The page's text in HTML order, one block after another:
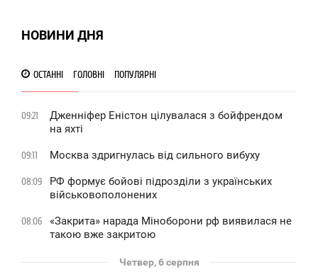
НОВИНИ ДНЯ
ОСТАННІ ГОЛОВНІ ПОПУЛЯРНІ
09:21
Дженніфер Еністон цілувалася з бойфрендом
на яхті
09:11 Москва здригнулась від сильного вибуху
08:09
РФ формує бойові підрозділи з українських
військовополонених
08:06
«Закрита» нарада Міноборони рф виявилася не
такою вже закритою
Четвер, 6 серпня